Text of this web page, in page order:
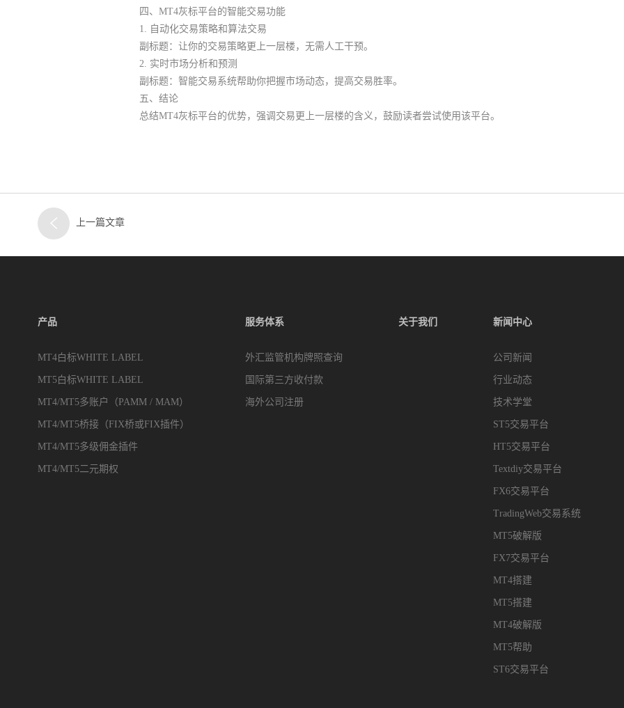
四、MT4灰标平台的智能交易功能
1. 自动化交易策略和算法交易
副标题：让你的交易策略更上一层楼，无需人工干预。
2. 实时市场分析和预测
副标题：智能交易系统帮助你把握市场动态，提高交易胜率。
五、结论
总结MT4灰标平台的优势，强调交易更上一层楼的含义，鼓励读者尝试使用该平台。
上一篇文章
产品
MT4白标WHITE LABEL
MT5白标WHITE LABEL
MT4/MT5多账户（PAMM / MAM）
MT4/MT5桥接（FIX桥或FIX插件）
MT4/MT5多级佣金插件
MT4/MT5二元期权
服务体系
外汇监管机构牌照查询
国际第三方收付款
海外公司注册
关于我们 新闻中心
公司新闻
行业动态
技术学堂
ST5交易平台
HT5交易平台
Textdiy交易平台
FX6交易平台
TradingWeb交易系统
MT5破解版
FX7交易平台
MT4搭建
MT5搭建
MT4破解版
MT5帮助
ST6交易平台